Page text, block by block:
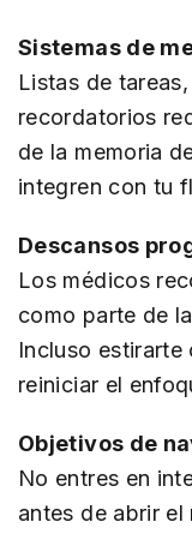
Sistemas de
Listas de
recordatorios
de la memoria
integren con tu
Descansos
Los médicos
como parte de
Incluso estirarte
reiniciar el
Objetivos de
No entres en
antes de abrir